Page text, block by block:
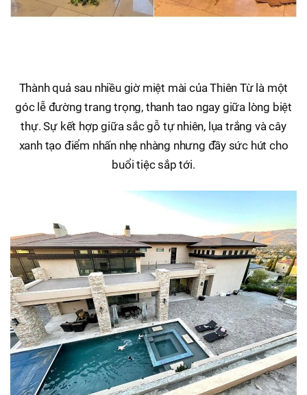
Thành quả sau nhiều giờ miệt mài của Thiên Từ là một
góc lễ đường trang trọng, thanh tao ngay giữa lòng biệt
thự. Sự kết hợp giữa sắc gỗ tự nhiên, lụa trắng và cây
xanh tạo điểm nhấn nhẹ nhàng nhưng đầy sức hút cho
buổi tiệc sắp tới.